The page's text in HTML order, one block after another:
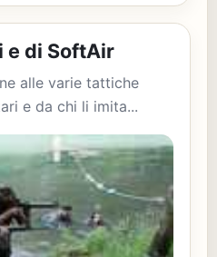
e di SoftAir
alle varie tattiche
e da chi li imita...